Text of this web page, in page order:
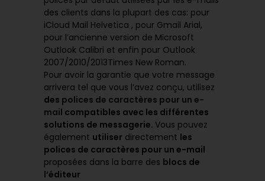
des clients dans la plupart des cas: pour
iCloud Mail Helvetica , pour Gmail Arial,
pour l’ancienne version de Microsoft
Outlook Calibri et enfin pour Outlook
2007/2010/2013Times New Roman.
Pour avoir la garantie que votre message
arrivera tel que vous l’avez conçu, utilisez
des polices de caractères pour un e-
mail compatibles avec les différentes
solutions de messagerie. Vous pouvez
également utiliser directement les
polices de caractères pour un e-mail
proposées dans la barre des blocs de
l’éditeur